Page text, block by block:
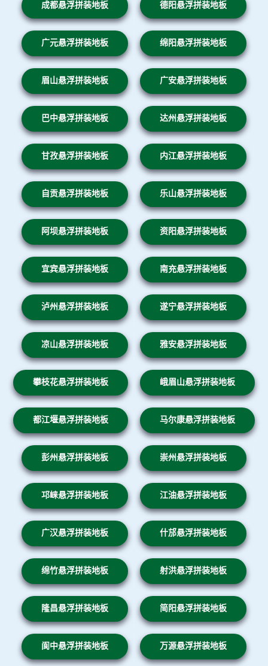
成都悬浮拼装地板 德阳悬浮拼装地板
广元悬浮拼装地板 绵阳悬浮拼装地板
眉山悬浮拼装地板 广安悬浮拼装地板
巴中悬浮拼装地板 达州悬浮拼装地板
甘孜悬浮拼装地板 内江悬浮拼装地板
自贡悬浮拼装地板 乐山悬浮拼装地板
阿坝悬浮拼装地板 资阳悬浮拼装地板
宜宾悬浮拼装地板 南充悬浮拼装地板
泸州悬浮拼装地板 遂宁悬浮拼装地板
凉山悬浮拼装地板 雅安悬浮拼装地板
攀枝花悬浮拼装地板 峨眉山悬浮拼装地板
都江堰悬浮拼装地板 马尔康悬浮拼装地板
彭州悬浮拼装地板 崇州悬浮拼装地板
邛崃悬浮拼装地板 江油悬浮拼装地板
广汉悬浮拼装地板 什邡悬浮拼装地板
绵竹悬浮拼装地板 射洪悬浮拼装地板
隆昌悬浮拼装地板 简阳悬浮拼装地板
阆中悬浮拼装地板 万源悬浮拼装地板